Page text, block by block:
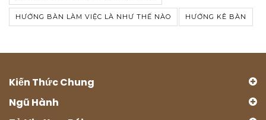
HƯỚNG BÀN LÀM VIỆC LÀ NHƯ THẾ NÀO HƯỚNG KÊ BÀN
Kiến Thức Chung
Ngũ Hành